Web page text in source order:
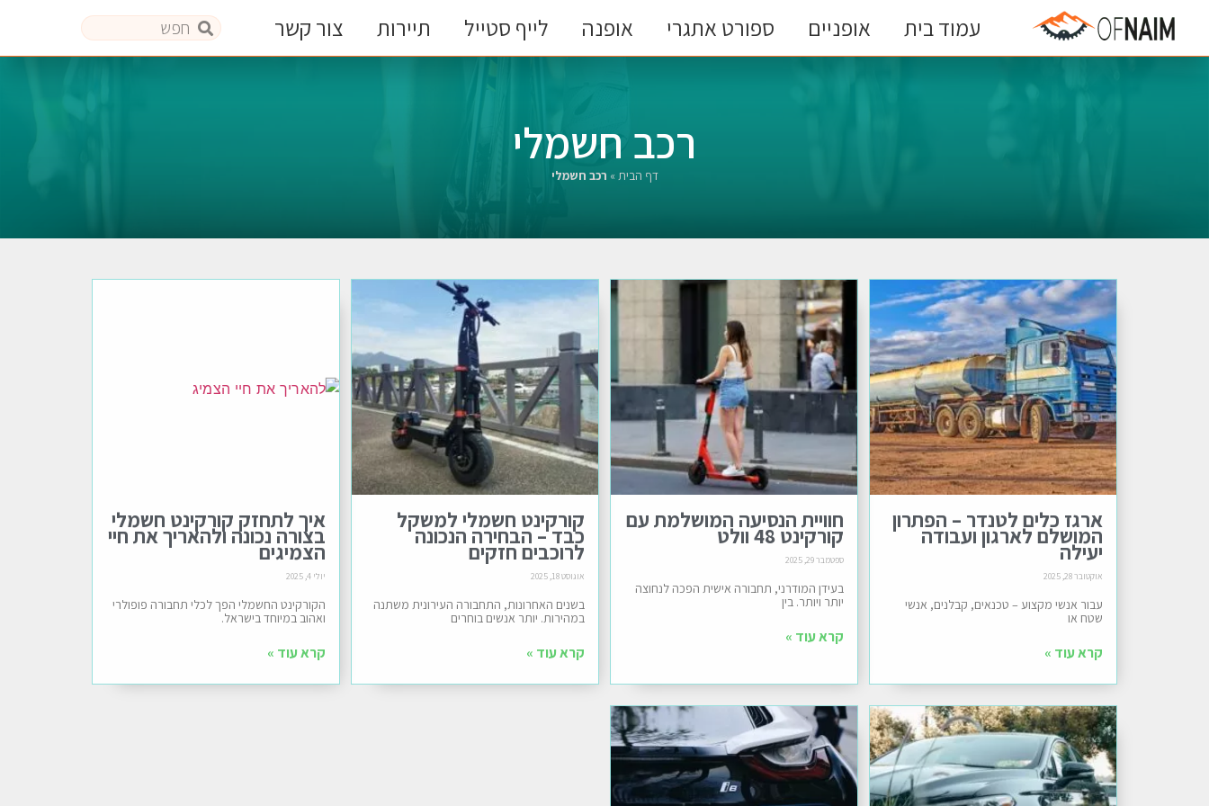
עמוד בית אופניים ספורט אתגרי אופנה לייף סטייל תיירות צור קשר
רכב חשמלי
דף הבית » רכב חשמלי
ארגז כלים לטנדר – הפתרון
המושלם לארגון ועבודה
יעילה
אוקטובר 28, 2025
עבור אנשי מקצוע – טכנאים, קבלנים, אנשי
שטח או
קרא עוד »
חוויית הנסיעה המושלמת עם
קורקינט 48 וולט
ספטמבר 29, 2025
בעידן המודרני, תחבורה אישית הפכה לנחוצה
יותר ויותר. בין
קרא עוד »
קורקינט חשמלי למשקל
כבד – הבחירה הנכונה
לרוכבים חזקים
אוגוסט 18, 2025
בשנים האחרונות, התחבורה העירונית משתנה
במהירות. יותר אנשים בוחרים
קרא עוד »
איך לתחזק קורקינט חשמלי
בצורה נכונה ולהאריך את חיי
הצמיגים
יולי 4, 2025
הקורקינט החשמלי הפך לכלי תחבורה פופולרי
ואהוב במיוחד בישראל.
קרא עוד »